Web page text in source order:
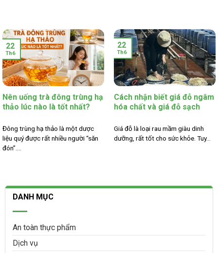
Nên uống trà đông trùng hạ
thảo lúc nào là tốt nhất?
Đông trùng hạ thảo là một dược
liệu quý được rất nhiều người “săn
đón”....
22
Th6
Cách nhận biết giá đỗ ngâm
hóa chất và giá đỗ sạch
Giá đỗ là loại rau mầm giàu dinh
dưỡng, rất tốt cho sức khỏe. Tuy...
22
Th6
DANH MỤC
An toàn thực phẩm
Dịch vụ